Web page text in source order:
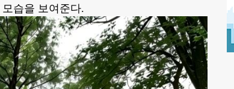
습을 보여준다.